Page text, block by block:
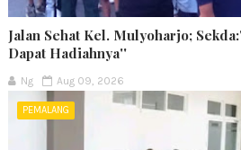
Jalan Sehat Kel. Mulyoharjo;
Dapat Hadiahnya''
Ng Aug 09, 2026
PEMALANG